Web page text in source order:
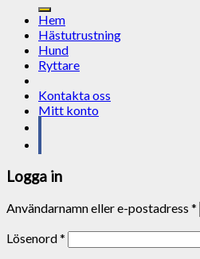
Hem
Hästutrustning
Hund
Ryttare
Kontakta oss
Mitt konto
Logga in
Användarnamn eller e-postadress *
Lösenord*